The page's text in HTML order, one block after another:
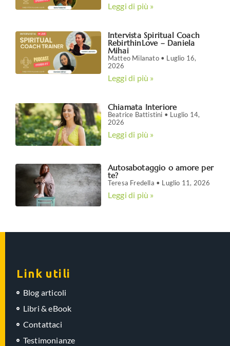
Leggi di più »
Intervista Spiritual Coach
RebirthinLove – Daniela
Mihai
Matteo Milanato
Luglio 16,
2026
Leggi di più »
Chiamata Interiore
Beatrice Battistini
Luglio 14,
2026
Leggi di più »
Autosabotaggio o amore per
te?
Teresa Fredella Luglio 11, 2026
Leggi di più »
Link utili
Blog articoli
Libri & eBook
Contattaci
Testimonianze